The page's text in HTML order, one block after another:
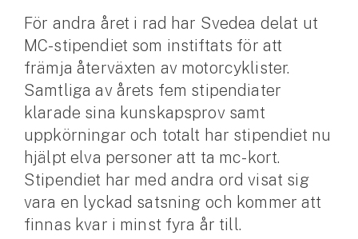
Snöskoterförsäkring
ATV-försäkring
Släpvagnsförsäkring
Husvagnsförsäkring
Motorcykel
Mc-försäkring
Märkesförsäkringar
För andra året i rad har Svedea delat ut
MC-stipendiet som instiftats för att
främja återväxten av motorcyklister.
Samtliga av årets fem stipendiater
klarade sina kunskapsprov samt
uppkörningar och totalt har stipendiet nu
hjälpt elva personer att ta mc-kort.
Stipendiet har med andra ord visat sig
vara en lyckad satsning och kommer att
finnas kvar i minst fyra år till.